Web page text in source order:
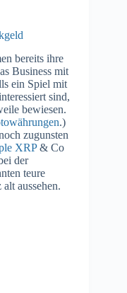
bereits ihre
Business mit
ein Spiel mit
sind,
bewiesen.
.)
zugunsten
XRP& Co
der
teure
aussehen.